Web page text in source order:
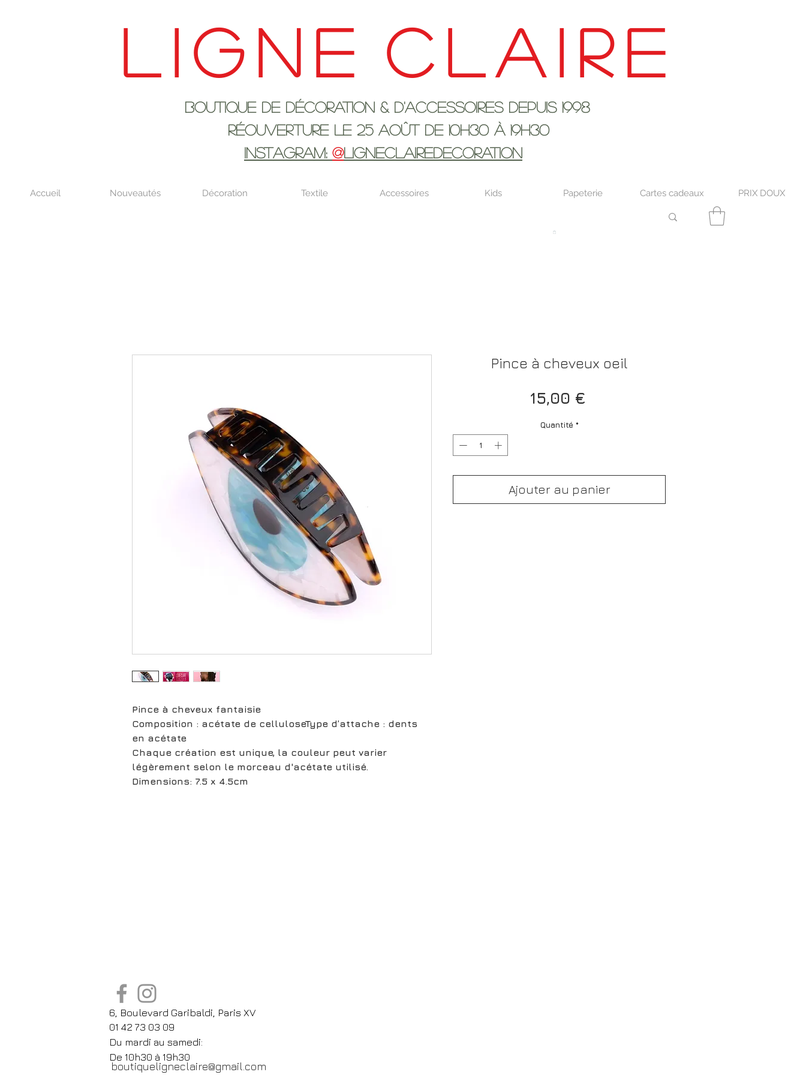
Ligne claire
Boutique de décoration & d'accessoires depuis 1998
RÉOUVERTURE LE 25 AOûT DE 10h30 à 19H30
INSTAGRAM: @LIGNECLAIREDECORATION
Accueil Nouveautés Décoration Textile Accessoires Kids Papeterie Cartes cadeaux PRIX DOUX
Pince à cheveux fantaisie
Composition : acétate de celluloseType d’attache : dents
en acétate
Chaque création est unique, la couleur peut varier
légèrement selon le morceau d'acétate utilisé.
Dimensions: 7.5 x 4.5cm
Pince à cheveux oeil
15,00 €
Quantité *
Ajouter au panier
6, Boulevard Garibaldi, Paris XV
01 42 73 03 09
Du mardi au samedi:
De 10h30 à 19h30
boutiqueligneclaire@gmail.com